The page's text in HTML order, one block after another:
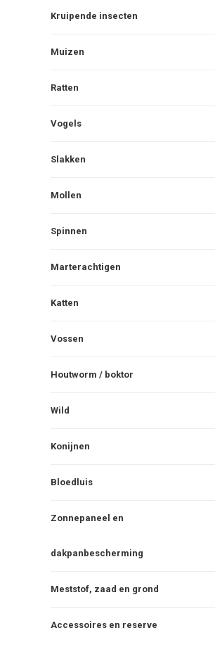
Kruipende insecten
Muizen
Ratten
Vogels
Slakken
Mollen
Spinnen
Marterachtigen
Katten
Vossen
Houtworm / boktor
Wild
Konijnen
Bloedluis
Zonnepaneel en
dakpanbescherming
Meststof, zaad en grond
Accessoires en reserve